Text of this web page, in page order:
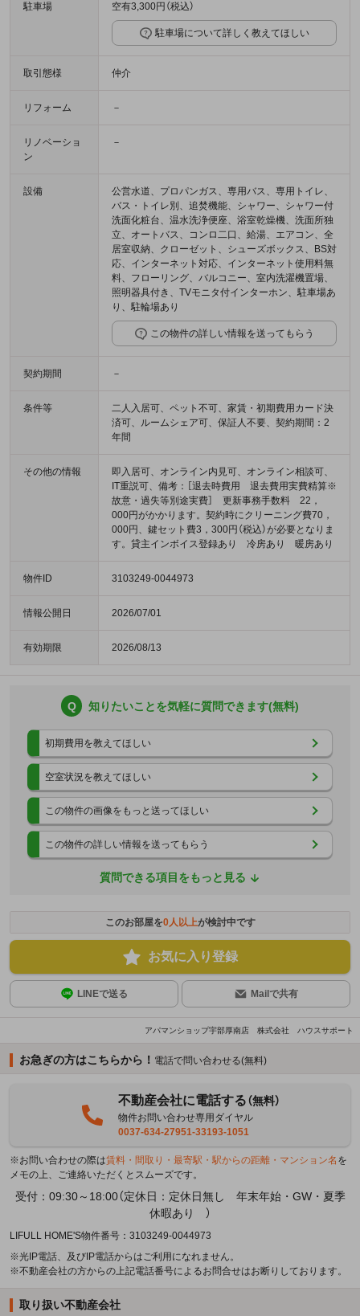
駐車場 空有3,300円（税込）
駐車場について詳しく教えてほしい
取引態様 仲介
リフォーム －
リノベーショ
ン
－
設備
公営水道、プロパンガス、専用バス、専用トイレ、
バス・トイレ別、追焚機能、シャワー、シャワー付
洗面化粧台、温水洗浄便座、浴室乾燥機、洗面所独
立、オートバス、コンロ二口、給湯、エアコン、全
居室収納、クローゼット、シューズボックス、BS対
応、インターネット対応、インターネット使用料無
料、フローリング、バルコニー、室内洗濯機置場、
照明器具付き、TVモニタ付インターホン、駐車場あ
り、駐輪場あり
この物件の詳しい情報を送ってもらう
契約期間 －
条件等
二人入居可、ペット不可、家賃・初期費用カード決
済可、ルームシェア可、保証人不要、契約期間：2
年間
その他の情報
即入居可、オンライン内見可、オンライン相談可、
IT重説可、備考：［退去時費用 退去費用実費精算※
故意・過失等別途実費］ 更新事務手数料 22，
000円がかかります。契約時にクリーニング費70，
000円、鍵セット費3，300円（税込）が必要となりま
す。貸主インボイス登録あり 冷房あり 暖房あり
物件ID 3103249-0044973
情報公開日 2026/07/01
有効期限 2026/08/13
Q 知りたいことを気軽に質問できます(無料)
初期費用を教えてほしい
空室状況を教えてほしい
この物件の画像をもっと送ってほしい
この物件の詳しい情報を送ってもらう
質問できる項目をもっと見る
このお部屋を0人以上が検討中です
お気に入り登録
LINEで送る Mailで共有
アパマンショップ宇部厚南店 株式会社 ハウスサポート
お急ぎの方はこちらから！ 電話で問い合わせる(無料)
不動産会社に電話する（無料）
物件お問い合わせ専用ダイヤル
0037-634-27951-33193-1051
※お問い合わせの際は賃料・間取り・最寄駅・駅からの距離・マンション名 を
メモの上、ご連絡いただくとスムーズです。
受付：09:30～18:00（定休日：定休日無し 年末年始・GW・夏季
休暇あり ）
LIFULL HOME'S物件番号：3103249-0044973
※光IP電話、及びIP電話からはご利用になれません。
※不動産会社の方からの上記電話番号によるお問合せはお断りしております。
取り扱い不動産会社